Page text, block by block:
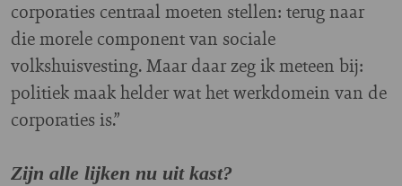
corporaties centraal moeten stellen: terug naar
die morele component van sociale
volkshuisvesting. Maar daar zeg ik meteen bij:
politiek maak helder wat het werkdomein van de
corporaties is.”
Zijn alle lijken nu uit kast?